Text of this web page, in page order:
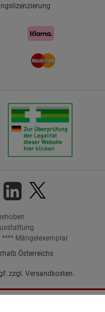
**** Mängelexemplar
Österreichs
zzgl. Versandkosten.